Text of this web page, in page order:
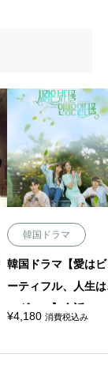
韓国ドラマ
韓国ドラマ【愛は
ーティフル、人生
ンダフル】全話
¥4,180 消費税込み